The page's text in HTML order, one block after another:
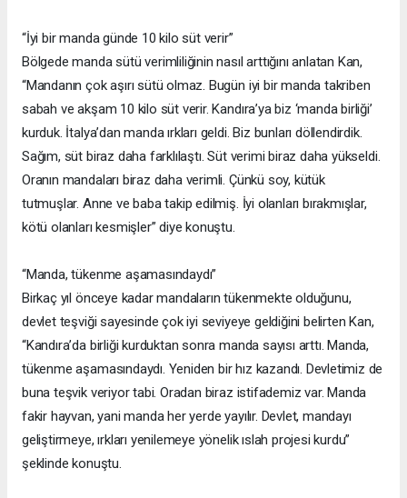
“İyi bir manda günde 10 kilo süt verir”
Bölgede manda sütü verimliliğinin nasıl arttığını anlatan Kan,
“Mandanın çok aşırı sütü olmaz. Bugün iyi bir manda takriben
sabah ve akşam 10 kilo süt verir. Kandıra’ya biz ‘manda birliği’
kurduk. İtalya’dan manda ırkları geldi. Biz bunları döllendirdik.
Sağım, süt biraz daha farklılaştı. Süt verimi biraz daha yükseldi.
Oranın mandaları biraz daha verimli. Çünkü soy, kütük
tutmuşlar. Anne ve baba takip edilmiş. İyi olanları bırakmışlar,
kötü olanları kesmişler” diye konuştu.
“Manda, tükenme aşamasındaydı”
Birkaç yıl önceye kadar mandaların tükenmekte olduğunu,
devlet teşviği sayesinde çok iyi seviyeye geldiğini belirten Kan,
“Kandıra’da birliği kurduktan sonra manda sayısı arttı. Manda,
tükenme aşamasındaydı. Yeniden bir hız kazandı. Devletimiz de
buna teşvik veriyor tabi. Oradan biraz istifademiz var. Manda
fakir hayvan, yani manda her yerde yayılır. Devlet, mandayı
geliştirmeye, ırkları yenilemeye yönelik ıslah projesi kurdu”
şeklinde konuştu.